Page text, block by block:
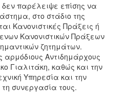
παρέλειψε επίσης να
στο στάδιο της
Κανονιστικές Πράξεις ή
Κανονιστικών Πράξεων
ζητημάτων.
αρμόδιους Αντιδημάρχους
Γιαλιτάκη, καθώς και την
Υπηρεσία και την
συνεργασία τους.